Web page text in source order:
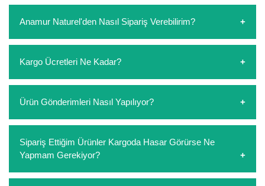
Anamur Naturel'den Nasıl Sipariş Verebilirim?
oluşturarak,iletişim numaralarımızdan bizi arayarak veya
whatsapp hattımızdan bizlere isteklerinizi yazarak sipariş
ödemelerini sipariş verdikten sonra havale/eft veya sipariş
Kargo Ücretleri Ne Kadar?
etmeyin diye 1500 lira ve üzerindeki siparişlerinizde
kargoyu biz karşılıyoruz. 1500 Lira altında kalan
kargo ücreti ödeme aşamasında sepetinize eklenecektir.
Ürün Gönderimleri Nasıl Yapılıyor?
paketlenip gönderim yapılmaktadır.
Sipariş Ettiğim Ürünler Kargoda Hasar Görürse Ne
Yapmam Gerekiyor?